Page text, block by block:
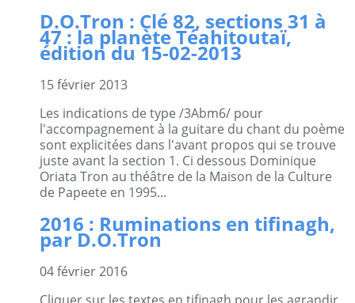
D.O.Tron : Clé 82, sections 31 à
47 : la planète Téahitoutaï,
édition du 15-02-2013
15 février 2013
Les indications de type /3Abm6/ pour
l'accompagnement à la guitare du chant du poème
sont explicitées dans l'avant propos qui se trouve
juste avant la section 1. Ci dessous Dominique
Oriata Tron au théâtre de la Maison de la Culture
de Papeete en 1995...
2016 : Ruminations en tifinagh,
par D.O.Tron
04 février 2016